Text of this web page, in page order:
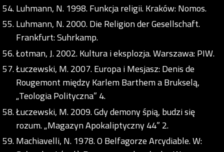
Luhmann, N. 1998. Funkcja religii. Kraków: Nomos.
Luhmann, N. 2000. Die Religion der Gesellschaft.
Frankfurt: Suhrkamp.
Łotman, J. 2002. Kultura i eksplozja. Warszawa: PIW.
Łuczewski, M. 2007. Europa i Mesjasz: Denis de
Rougemont między Karlem Barthem a Brukselą,
„Teologia Polityczna” 4.
Łuczewski, M. 2009. Gdy demony śpią, budzi się
rozum. „Magazyn Apokaliptyczny 44” 2.
Machiavelli, N. 1978. O Belfagorze Arcydiable. W: